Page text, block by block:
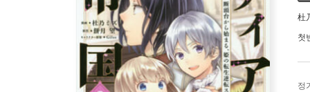
杜
첫
정